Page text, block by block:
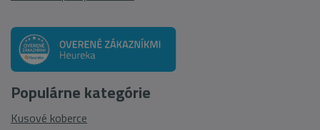
Populárne kategórie
Kusové koberce